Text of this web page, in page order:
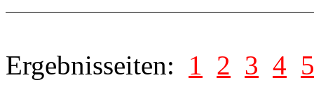
Ergebnisseiten: 1 2 3 4 5